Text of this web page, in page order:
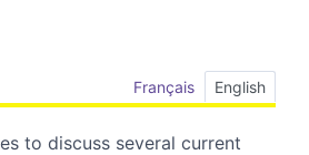
Français English
to discuss several current